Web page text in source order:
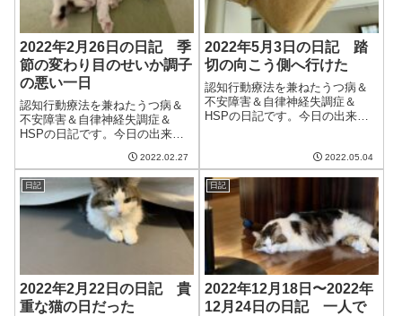
2022年2月26日の日記 季
節の変わり目のせいか調子
の悪い一日
認知行動療法を兼ねたうつ病＆
不安障害＆自律神経失調症＆
HSPの日記です。今日の出来事
日。朝晩は相変わらず寒いけ
ど、空気が変わった感がある。
花粉症がひどい妻は嫌そうだけ
ど、春が来るのはなんだか意味
もなくうきうきする...
2022.02.27
2022年5月3日の日記 踏
切の向こう側へ行けた
認知行動療法を兼ねたうつ病＆
不安障害＆自律神経失調症＆
HSPの日記です。今日の出来事
く、過ごしやすい1日だった。や
はりGWはこうでないと。朝起き
てキャットタワーの上に設置し
たハンモックを...
2022.05.04
日記
2022年2月22日の日記 貴
重な猫の日だった
日記
2022年12月18日〜2022年
12月24日の日記 一人で